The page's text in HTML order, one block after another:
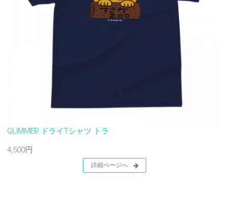
GLIMMER ドライTシャツ トラ
4,500円
詳細ページへ